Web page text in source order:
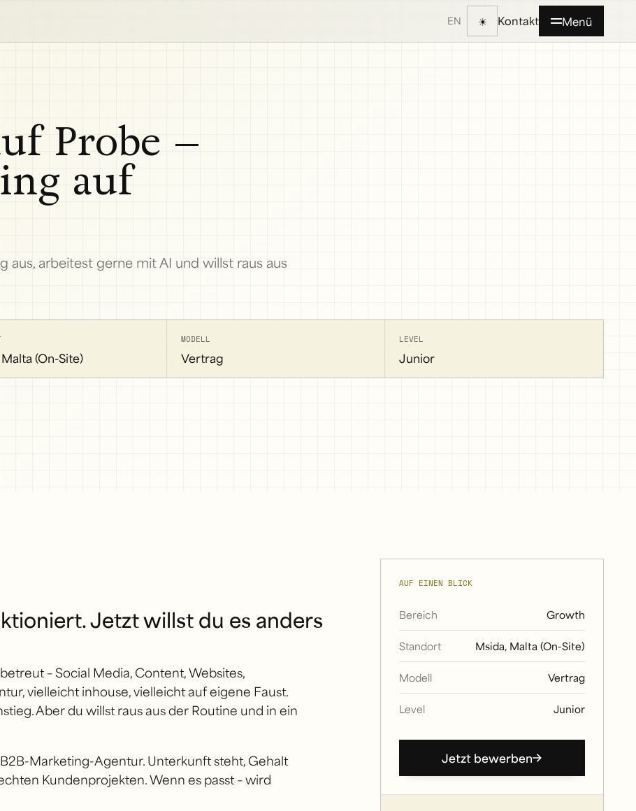
EN ☀ Kontakt Menü
Probe –
auf
arbeitest gerne mit AI und willst raus aus
(On-Site)
MODELL
Vertrag
LEVEL
Junior
Jetzt willst du es anders
– Social Media, Content, Websites,
vielleicht inhouse, vielleicht auf eigene Faust.
Aber du willst raus aus der Routine und in ein
Marketing-Agentur. Unterkunft steht, Gehalt
Kundenprojekten. Wenn es passt – wird
AUF EINEN BLICK
Bereich Growth
Standort Msida, Malta (On-Site)
Modell Vertrag
Level Junior
Jetzt bewerben